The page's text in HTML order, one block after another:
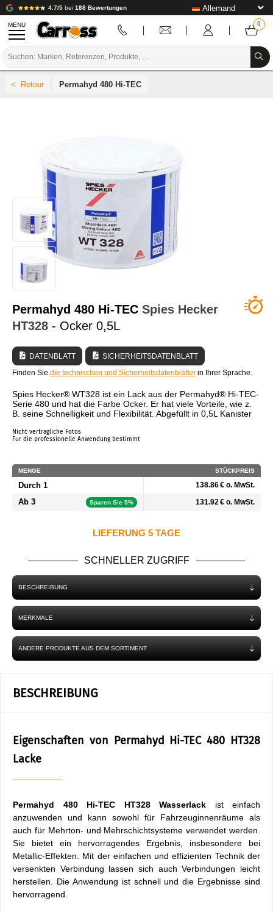
4.7/5 bei 188 Bewertungen
MENU
KAROSSERIE-VERBRAUCHSMATERIAL
KAROSSERIE-WERKZEUG
AUSSTATTUNG DER KAROSSERIEWERKSTATT
LABOREINRICHTUNG
TUTORIAL & TIPPS
Permahyd 480 Hi-TEC
Permahyd 480 Hi-TEC Spies Hecker
HT328 - Ocker 0,5L
DATENBLATT
SICHERHEITSDATENBLATT
Finden Sie die technischen und Sicherheitsdatenblätter in Ihrer Sprache.
Spies Hecker® WT328 ist ein Lack aus der Permahyd® Hi-TEC-
Serie 480 und hat die Farbe Ocker. Er hat viele Vorteile, wie z.
B. seine Schnelligkeit und Flexibilität. Abgefüllt in 0,5L Kanister
Nicht vertragliche Fotos
Für die professionelle Anwendung bestimmt
MENGE STÜCKPREIS
Durch 1 138.86 € o. MwSt.
Ab 3 Sparen Sie 5% 131.92 € o. MwSt.
LIEFERUNG 5 TAGE
SCHNELLER ZUGRIFF
BESCHREIBUNG
MERKMALE
ANDERE PRODUKTE AUS DEM SORTIMENT
BESCHREIBUNG
Eigenschaften von Permahyd Hi-TEC 480 HT328
Lacke
Permahyd 480 Hi-TEC HT328 Wasserlack ist einfach
anzuwenden und kann sowohl für Fahrzeuginnenräume als
auch für Mehrton- und Mehrschichtsysteme verwendet werden.
Sie bietet ein hervorragendes Ergebnis, insbesondere bei
Metallic-Effekten. Mit der einfachen und effizienten Technik der
versenkten Verbindung lassen sich auch Verbindungen leicht
herstellen. Die Anwendung ist schnell und die Ergebnisse sind
hervorragend.